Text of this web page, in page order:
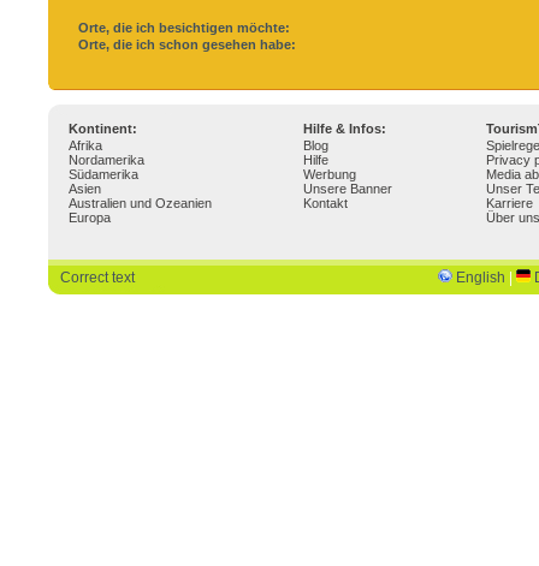
Orte, die ich besichtigen möchte:
Orte, die ich schon gesehen habe:
Kontinent: Hilfe & Infos:
Afrika
Nordamerika
Südamerika
Asien
Australien und Ozeanien
Europa
Blog
Hilfe
Werbung
Unsere Banner
Kontakt
Privacy
Media
Unser
Karriere
Über uns
Correct text English